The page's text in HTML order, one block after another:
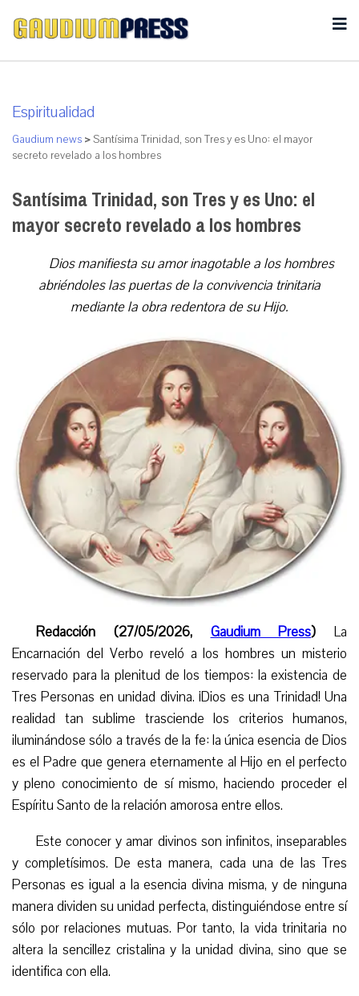
Espiritualidad
Gaudium news >Santísima Trinidad, son Tres y es Uno: el mayor
secreto revelado a los hombres
Santísima Trinidad, son Tres y es Uno: el
mayor secreto revelado a los hombres
Dios manifiesta su amor inagotable a los hombres
abriéndoles las puertas de la convivencia trinitaria
mediante la obra redentora de su Hijo.
Redacción (27/05/2026, Gaudium Press) La
Encarnación del Verbo reveló a los hombres un misterio
reservado para la plenitud de los tiempos: la existencia de
Tres Personas en unidad divina. ¡Dios es una Trinidad! Una
realidad tan sublime trasciende los criterios humanos,
iluminándose sólo a través de la fe: la única esencia de Dios
es el Padre que genera eternamente al Hijo en el perfecto
y pleno conocimiento de sí mismo, haciendo procederel
Espíritu Santo de la relación amorosa entre ellos.
Este conocer y amar divinos son infinitos, inseparables
ycompletísimos. De esta manera, cada una de las Tres
Personas es igual a la esencia divina misma, y de ninguna
manera dividen su unidad perfecta, distinguiéndose entre sí
sólo por relaciones mutuas. Por tanto, la vida trinitaria no
altera la sencillez cristalina y la unidad divina, sino que se
identifica con ella.